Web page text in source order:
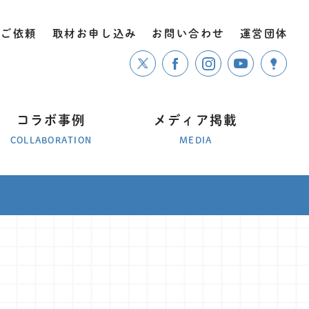
コラボ事例
COLLABORATION
メディア掲載
MEDIA
依頼 取材お申し込み お問い合わせ 運営団体